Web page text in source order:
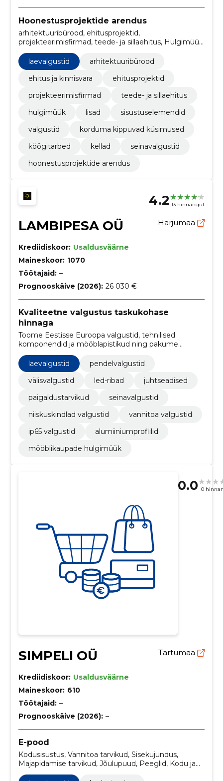
Hoonestusprojektide arendus
arhitektuuribürood, ehitusprojektid,
projekteerimisfirmad, teede- ja sillaehitus, Hulgimüük,
lisad, sisustuselemendid, valgustid, korduma kippuvad
küsimused, Köögitarbed
laevalgustid
arhitektuuribürood
ehitus ja kinnisvara
ehitusprojektid
projekteerimisfirmad
teede- ja sillaehitus
hulgimüük
lisad
sisustuselemendid
valgustid
korduma kippuvad küsimused
köögitarbed
kellad
seinavalgustid
hoonestusprojektide arendus
4.2 13 hinnangut
LAMBIPESA OÜ Harjumaa
Krediidiskoor: Usaldusväärne
Maineskoor: 1070
Töötajaid: –
Prognooskäive (2026): 26 030 €
Kvaliteetne valgustus taskukohase
hinnaga
Toome Eestisse Euroopa valgustid, tehnilised
komponendid ja mööblapistikud ning pakume
soodsat hulgimüüki ja eratarvet. Vajadusel anname
projektinõu ja paigaldusabi.
laevalgustid
pendelvalgustid
välisvalgustid
led-ribad
juhtseadised
paigaldustarvikud
seinavalgustid
niiskuskindlad valgustid
vannitoa valgustid
ip65 valgustid
alumiiniumprofiilid
mööblikaupade hulgimüük
0.0 0
SIMPELI OÜ Tartumaa
Krediidiskoor: Usaldusväärne
Maineskoor: 610
Töötajaid: –
Prognooskäive (2026): –
E-pood
Kodusisustus, Vannitoa tarvikud, Sisekujundus,
Majapidamise tarvikud, Jõulupuud, Peeglid, Kodu ja
aed, Kunsttaimed, Prügi sorteerimine, Valgustid